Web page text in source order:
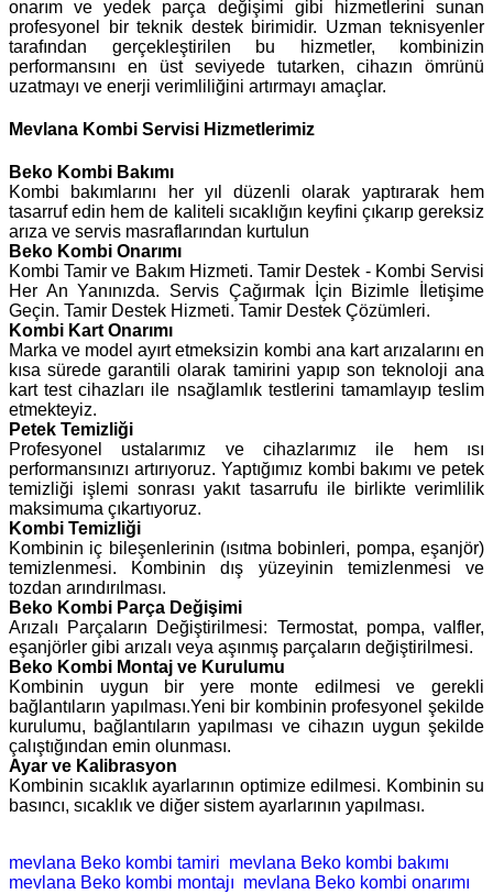
onarım ve yedek parça değişimi gibi hizmetlerini sunan
profesyonel bir teknik destek birimidir. Uzman teknisyenler
tarafından gerçekleştirilen bu hizmetler, kombinizin
performansını en üst seviyede tutarken, cihazın ömrünü
uzatmayı ve enerji verimliliğini artırmayı amaçlar.
Mevlana Kombi Servisi Hizmetlerimiz
Beko Kombi Bakımı
Kombi bakımlarını her yıl düzenli olarak yaptırarak hem
tasarruf edin hem de kaliteli sıcaklığın keyfini çıkarıp gereksiz
arıza ve servis masraflarından kurtulun
Beko Kombi Onarımı
Kombi Tamir ve Bakım Hizmeti. Tamir Destek - Kombi Servisi
Her An Yanınızda. Servis Çağırmak İçin Bizimle İletişime
Geçin. Tamir Destek Hizmeti. Tamir Destek Çözümleri.
Kombi Kart Onarımı
Marka ve model ayırt etmeksizin kombi ana kart arızalarını en
kısa sürede garantili olarak tamirini yapıp son teknoloji ana
kart test cihazları ile nsağlamlık testlerini tamamlayıp teslim
etmekteyiz.
Petek Temizliği
Profesyonel ustalarımız ve cihazlarımız ile hem ısı
performansınızı artırıyoruz. Yaptığımız kombi bakımı ve petek
temizliği işlemi sonrası yakıt tasarrufu ile birlikte verimlilik
maksimuma çıkartıyoruz.
Kombi Temizliği
Kombinin iç bileşenlerinin (ısıtma bobinleri, pompa, eşanjör)
temizlenmesi. Kombinin dış yüzeyinin temizlenmesi ve
tozdan arındırılması.
Beko Kombi Parça Değişimi
Arızalı Parçaların Değiştirilmesi: Termostat, pompa, valfler,
eşanjörler gibi arızalı veya aşınmış parçaların değiştirilmesi.
Beko Kombi Montaj ve Kurulumu
Kombinin uygun bir yere monte edilmesi ve gerekli
bağlantıların yapılması.Yeni bir kombinin profesyonel şekilde
kurulumu, bağlantıların yapılması ve cihazın uygun şekilde
çalıştığından emin olunması.
Ayar ve Kalibrasyon
Kombinin sıcaklık ayarlarının optimize edilmesi. Kombinin su
basıncı, sıcaklık ve diğer sistem ayarlarının yapılması.
mevlana Beko kombi tamiri mevlana Beko kombi bakımı
mevlana Beko kombi montajı mevlana Beko kombi onarımı